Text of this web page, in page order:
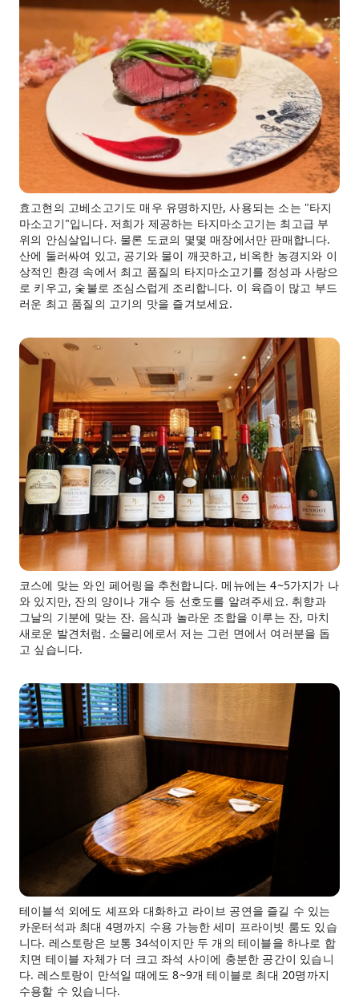
효고현의 고베소고기도 매우 유명하지만, 사용되는 소는 "타지
마소고기"입니다. 저희가 제공하는 타지마소고기는 최고급 부
위의 안심살입니다. 물론 도쿄의 몇몇 매장에서만 판매합니다.
산에 둘러싸여 있고, 공기와 물이 깨끗하고, 비옥한 농경지와 이
상적인 환경 속에서 최고 품질의 타지마소고기를 정성과 사랑으
로 키우고, 숯불로 조심스럽게 조리합니다. 이 육즙이 많고 부드
러운 최고 품질의 고기의 맛을 즐겨보세요.
코스에 맞는 와인 페어링을 추천합니다. 메뉴에는 4~5가지가 나
와 있지만, 잔의 양이나 개수 등 선호도를 알려주세요. 취향과
그날의 기분에 맞는 잔. 음식과 놀라운 조합을 이루는 잔, 마치
새로운 발견처럼. 소믈리에로서 저는 그런 면에서 여러분을 돕
고 싶습니다.
테이블석 외에도 셰프와 대화하고 라이브 공연을 즐길 수 있는
카운터석과 최대 4명까지 수용 가능한 세미 프라이빗 룸도 있습
니다. 레스토랑은 보통 34석이지만 두 개의 테이블을 하나로 합
치면 테이블 자체가 더 크고 좌석 사이에 충분한 공간이 있습니
다. 레스토랑이 만석일 때에도 8~9개 테이블로 최대 20명까지
수용할 수 있습니다.